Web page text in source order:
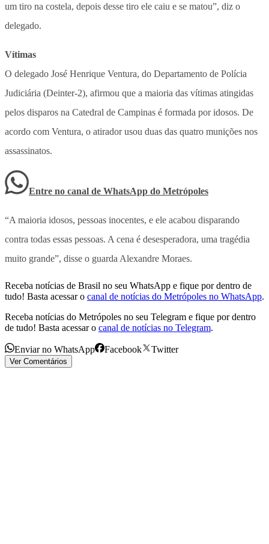
um tiro na costela, depois desse tiro ele caiu e se matou”, diz o
delegado.
Vítimas
O delegado José Henrique Ventura, do Departamento de Polícia
Judiciária (Deinter-2), afirmou que a maioria das vítimas atingidas
pelos disparos na Catedral de Campinas é formada por idosos. De
acordo com Ventura, o atirador usou duas das quatro munições nos
assassinatos.
Entre no canal de WhatsApp do Metrópoles
“A maioria idosos, pessoas inocentes, e ele acabou disparando
contra todas essas pessoas. A cena é desesperadora, uma tragédia
muito grande”, disse o guarda Alexandre Moraes.
Receba notícias de Brasil no seu WhatsApp e fique por dentro de
tudo! Basta acessar o canal de notícias do Metrópoles no WhatsApp.
Receba notícias do Metrópoles no seu Telegram e fique por dentro
de tudo! Basta acessar o canal de notícias no Telegram.
Enviar no WhatsApp Facebook Twitter
Ver Comentários